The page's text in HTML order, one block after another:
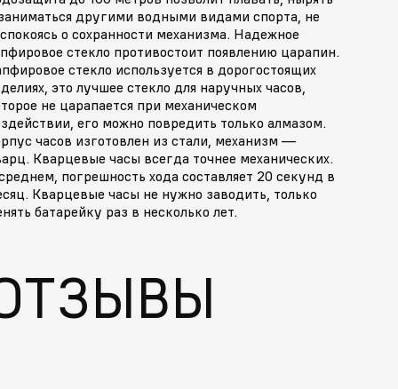
другими водными видами спорта, не
о сохранности механизма. Надежное
стекло противостоит появлению царапин.
стекло используется в дорогостоящих
это лучшее стекло для наручных часов,
не царапается при механическом
его можно повредить только алмазом.
часов изготовлен из стали, механизм —
Кварцевые часы всегда точнее механических.
погрешность хода составляет 20 секунд в
Кварцевые часы не нужно заводить, только
батарейку раз в несколько лет.